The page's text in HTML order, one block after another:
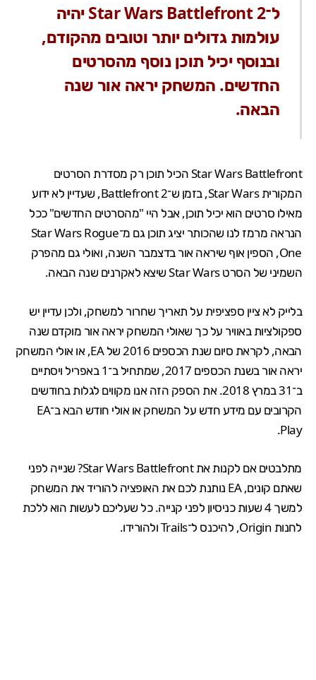
ל־Star Wars Battlefront 2 יהיה
עולמות גדולים יותר וטובים מהקודם,
ובנוסף יכיל תוכן נוסף מהסרטים
החדשים. המשחק יראה אור שנה
הבאה.
Star Wars Battlefront הכיל תוכן רק מסדרת הסרטים
המקורית Star Wars, בזמן ש־Battlefront 2, שעדיין לא ידוע
מאילו סרטים הוא יכיל תוכן, אבל היי "מהסרטים החדשים" ככל
הנראה מרמז לנו שהכותר יציג תוכן גם מ־Star Wars Rogue
One, הספין אוף שיראה אור בדצמבר השנה, ואולי גם מהפרק
השמיני של הסרט Star Wars שיצא לאקרנים שנה הבאה.
בלייק לא ציין ספציפית על תאריך שחרור למשחק, ולכן עדיין יש
ספקולציות באוויר על כך שאולי המשחק יראה אור מוקדם שנה
הבאה, לקראת סיום שנת הכספים 2016 של EA, או אולי המשחק
יראה אור בשנת הכספים 2017, שמתחיל ב־1 באפריל ויסתיים
ב־31 במרץ 2018. את הספק הזה אנו מקווים לגלות בחודשים
הקרובים עם מידע חדש על המשחק או אולי חודש הבא ב־EA
Play.
מתלבטים אם לקנות אתStar Wars Battlefront? שנייה לפני
שאתם קונים, EA נותנת לכם את האופציה להוריד את המשחק
למשך 4 שעות כניסיון לפני קנייה. כל שעליכם לעשות הוא ללכת
לחנות Origin, להיכנס ל־Trails ולהורידו.